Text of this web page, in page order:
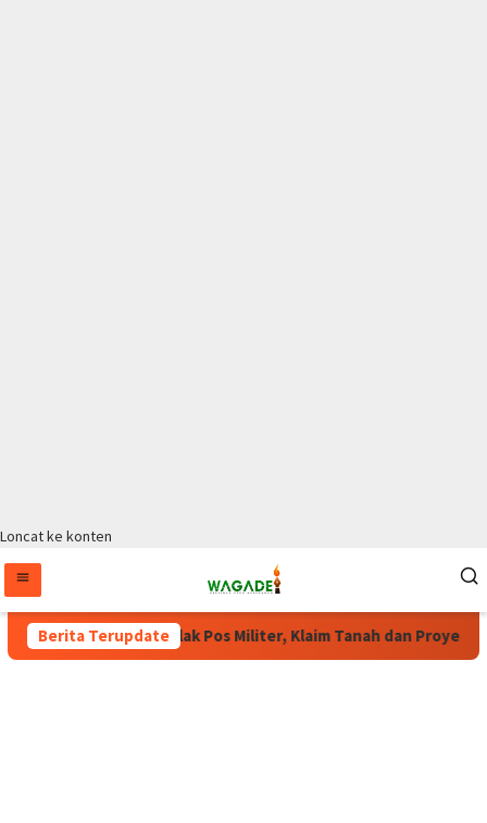
Loncat ke konten
Berita Terupdate
Tolak Pos Militer, Klaim Tanah dan Proyek Tanpa Persetujuan